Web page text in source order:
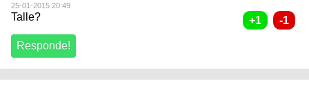
25-01-2015 20:49
Talle?